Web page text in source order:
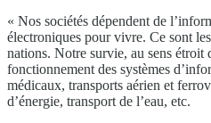
« Nos sociétés dépendent de
électroniques pour vivre. Ce sont
nations. Notre survie, au sens étroit
fonctionnement des systèmes
médicaux, transports aérien et
d’énergie, transport de l’eau, etc.